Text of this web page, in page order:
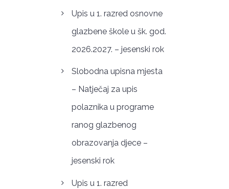
Upis u 1. razred osnovne
glazbene škole u šk. god.
2026.2027. – jesenski rok
Slobodna upisna mjesta
– Natječaj za upis
polaznika u programe
ranog glazbenog
obrazovanja djece –
jesenski rok
Upis u 1. razred